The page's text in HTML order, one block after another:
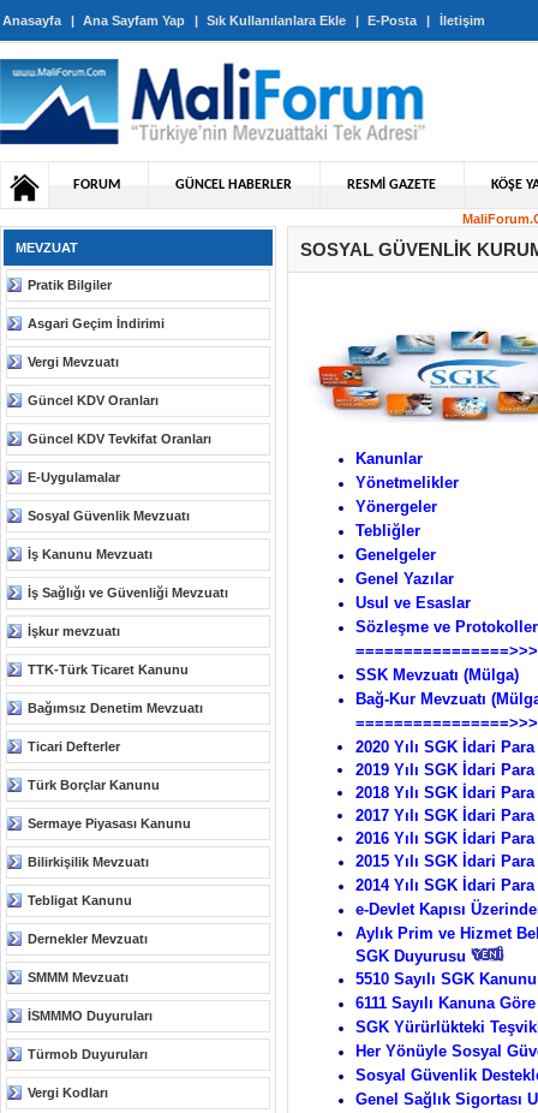
Anasayfa | Ana Sayfam Yap | Sık Kullanılanlara Ekle | E-Posta | İletişim
FORUM GÜNCEL HABERLER RESMİ GAZETE KÖŞE
MEVZUAT
Pratik Bilgiler
Asgari Geçim İndirimi
Vergi Mevzuatı
Güncel KDV Oranları
Güncel KDV Tevkifat Oranları
E-Uygulamalar
Sosyal Güvenlik Mevzuatı
İş Kanunu Mevzuatı
İş Sağlığı ve Güvenliği Mevzuatı
İşkur mevzuatı
TTK-Türk Ticaret Kanunu
Bağımsız Denetim Mevzuatı
Ticari Defterler
Türk Borçlar Kanunu
Sermaye Piyasası Kanunu
Bilirkişilik Mevzuatı
Tebligat Kanunu
Dernekler Mevzuatı
SMMM Mevzuatı
İSMMMO Duyuruları
Türmob Duyuruları
Vergi Kodları
SOSYAL GÜVENLİK
Kanunlar
Yönetmelikler
Yönergeler
Tebliğler
Genelgeler
Genel Yazılar
Usul ve Esaslar
Sözleşme ve Protokoller
SSK Mevzuatı (Mülga)
Bağ-Kur Mevzuatı
2020 Yılı SGK İdari Para
2019 Yılı SGK İdari Para
2018 Yılı SGK İdari Para
2017 Yılı SGK İdari Para
2016 Yılı SGK İdari Para
2015 Yılı SGK İdari Para
2014 Yılı SGK İdari Para
e-Devlet Kapısı
Aylık Prim ve Hizmet
SGK Duyurusu
5510 Sayılı SGK
6111 Sayılı Kanuna
SGK Yürürlükteki
Her Yönüyle Sosyal
Sosyal Güvenlik
Genel Sağlık Sigortası